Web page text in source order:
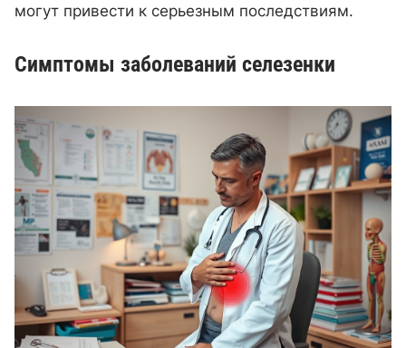
могут привести к серьезным последствиям.
Симптомы заболеваний селезенки